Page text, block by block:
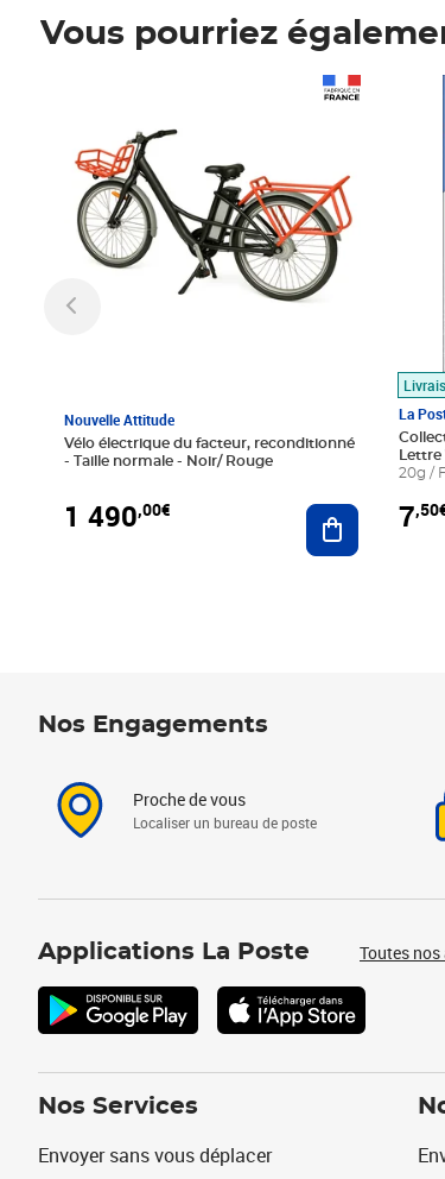
Vous pourriez
Nouvelle Attitude
Vélo électrique du facteur, reconditionné
- Taille normale - Noir/ Rouge
1 490,00€ Ajouter au
La
20g /
7
Prix
Nos Engagements
Proche de vous
Localiser un bureau de poste
Applications La Poste Toutes
Nos Services
Envoyer sans vous déplacer